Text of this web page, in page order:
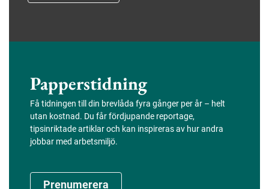
Papperstidning
Få tidningen till din brevlåda fyra gånger per år – helt
utan kostnad. Du får fördjupande reportage,
tipsinriktade artiklar och kan inspireras av hur andra
jobbar med arbetsmiljö.
Prenumerera